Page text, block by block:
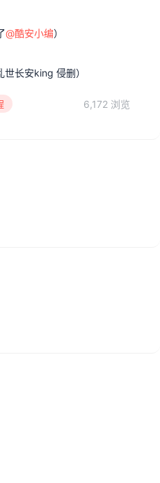
@酷安小编）
世长安king 侵删）
6,172 浏览